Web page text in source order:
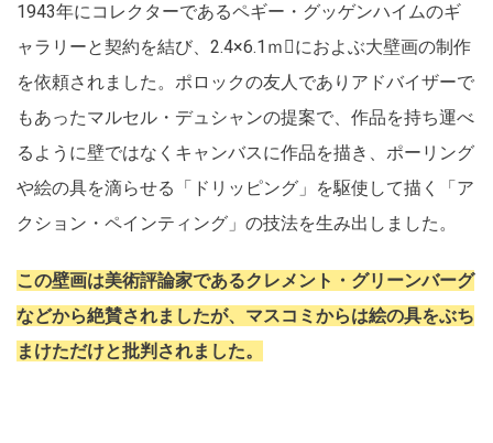
1943年にコレクターであるペギー・グッゲンハイムのギ
ャラリーと契約を結び、2.4×6.1ｍにおよぶ大壁画の制作
を依頼されました。ポロックの友人でありアドバイザーで
もあったマルセル・デュシャンの提案で、作品を持ち運べ
るように壁ではなくキャンバスに作品を描き、ポーリング
や絵の具を滴らせる「ドリッピング」を駆使して描く「ア
クション・ペインティング」の技法を生み出しました。
この壁画は美術評論家であるクレメント・グリーンバーグ
などから絶賛されましたが、マスコミからは絵の具をぶち
まけただけと批判されました。